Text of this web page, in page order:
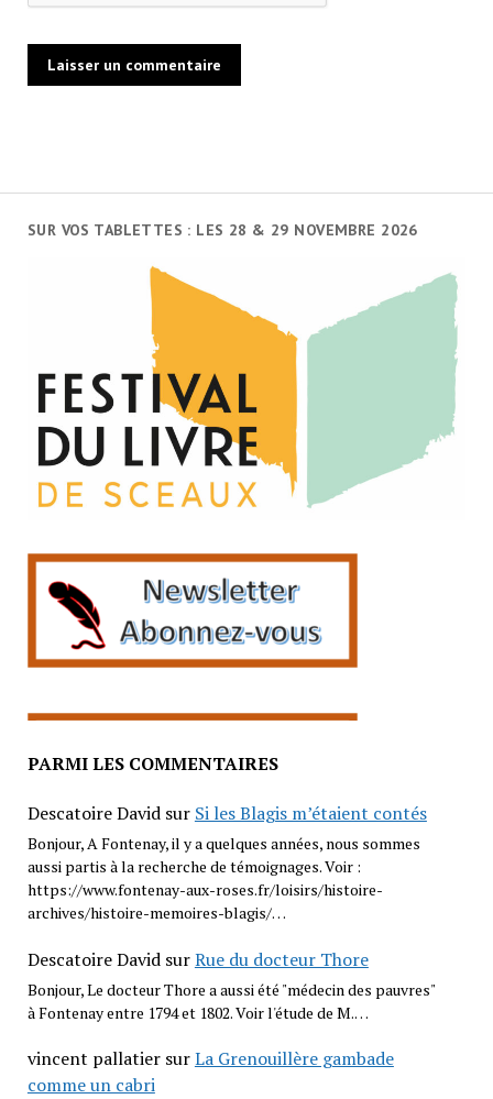
SUR VOS TABLETTES : LES 28 & 29 NOVEMBRE 2026
PARMI LES COMMENTAIRES
Descatoire Davidsur Si les Blagis m’étaient contés
Bonjour, A Fontenay, il y a quelques années, nous sommes
aussi partis à la recherche de témoignages. Voir :
https://www.fontenay-aux-roses.fr/loisirs/histoire-
archives/histoire-memoires-blagis/…
Descatoire DavidsurRue du docteur Thore
Bonjour, Le docteur Thore a aussi été "médecin des pauvres"
à Fontenay entre 1794 et 1802. Voir l'étude de M.…
vincent pallatiersurLa Grenouillère gambade
comme un cabri